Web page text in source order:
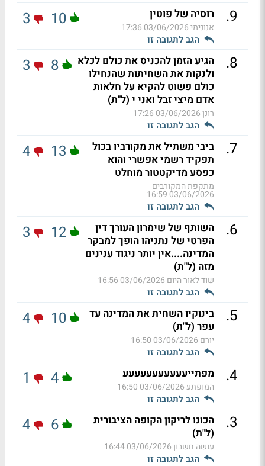
9
. רוסיה של פוטין
אנונימי03/06/2026 17:36
הגב לתגובה זו
10
3
8
.
הגיע הזמן להכניס את כולם לכלא
ולנקות את השחיתות שהנחילו
כולם פשוט להקיא על חלאות
אדם מיצי זבל ואני י (ל"ת)
רונן03/06/2026 17:26
הגב לתגובה זו
8
3
7
.
ביבי משתיל את מקורביו בכול
תפקיד רשמי אפשרי והוא
כפסע מדיקטטור מוחלט
מתקפת המקורבים
03/06/2026 16:59
הגב לתגובה זו
13
4
6
.
השותף של שימרון העורך דין
הפרטי של נתניהו הופך למבקר
המדינה....אין יותר ניגוד ענינים
מזה (ל"ת)
שוד לאור היום 03/06/2026 16:56
הגב לתגובה זו
12
3
5
.
בינוקיו השחית את המדינה עד
עפר (ל"ת)
יורם 03/06/2026 16:50
הגב לתגובה זו
10
4
4
. מפתייעעעעעעעעעעע
המופתע03/06/2026 16:50
הגב לתגובה זו
4
1
3
.
הכונו לריקון הקופה הציבורית
(ל"ת)
עושה חשבון03/06/2026 16:44
הגב לתגובה זו
6
4